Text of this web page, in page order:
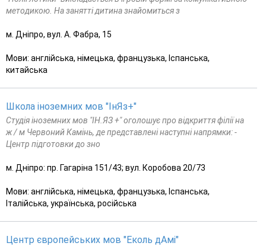
методикою. На занятті дитина знайомиться з
м. Дніпро, вул. А. Фабра, 15
Мови: англійська, німецька, французька, Іспанська,
китайська
Школа іноземних мов "ІнЯз+"
Студія іноземних мов "ІН.ЯЗ +" оголошує про відкриття філії на
ж / м Червоний Камінь, де представлені наступні напрямки: -
Центр підготовки до зно
м. Дніпро: пр. Гагаріна 151/43; вул. Коробова 20/73
Мови: англійська, німецька, французька, Іспанська,
Італійська, українська, російська
Центр європейських мов "Еколь дАмі"